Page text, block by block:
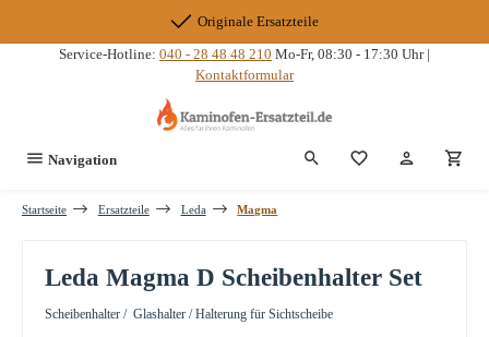
Originale Ersatzteile
Service-Hotline: 040 - 28 48 48 210 Mo-Fr, 08:30 - 17:30 Uhr |
Kontaktformular
Navigation Du hast 0
Startseite Ersatzteile Leda Magma
Leda Magma D Scheibenhalter Set
Scheibenhalter / Glashalter / Halterung für Sichtscheibe